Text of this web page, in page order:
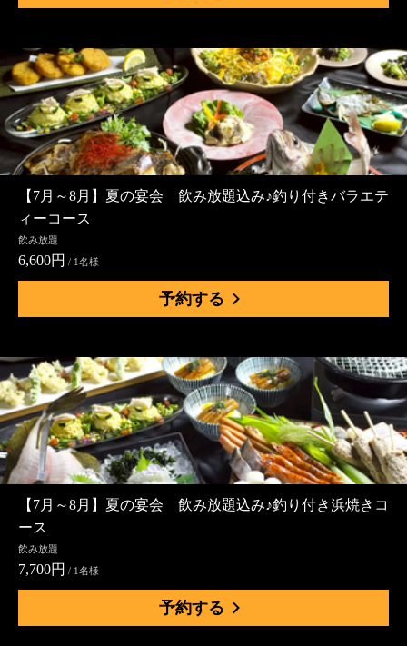
【7月～8月】夏の宴会 飲み放題込み♪釣り付きバラエテ
ィーコース
飲み放題
6,600円 / 1名様
予約する
【7月～8月】夏の宴会 飲み放題込み♪釣り付き浜焼きコ
ース
飲み放題
7,700円 / 1名様
予約する